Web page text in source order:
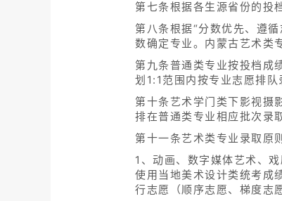
第七条根据各生源省份的投
第八条根据“分数优先、遵
数确定专业。内蒙古艺术类
第九条普通类专业按投档成
划1:1范围内按专业志愿排队
第十条艺术学门类下影视摄
排在普通类专业相应批次录
第十一条艺术类专业录取原则
1、动画、数字媒体艺术、
使用当地美术设计类统考成
行志愿（顺序志愿、梯度志